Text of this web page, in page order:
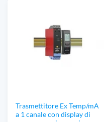
Trasmettitore Ex Temp/mA
a 1 canale con display di